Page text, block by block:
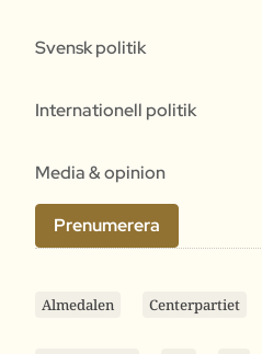
Svensk politik
Internationell politik
Media & opinion
Prenumerera
Almedalen Centerpartiet